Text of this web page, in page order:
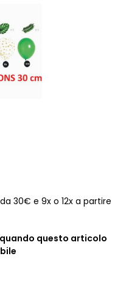
30€ e 9x o 12x a partire
questo articolo